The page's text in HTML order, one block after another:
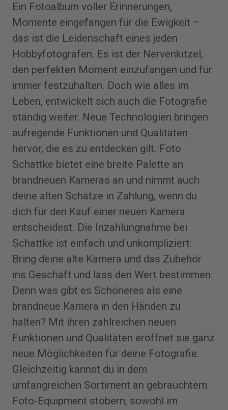
Ein Fotoalbum voller Erinnerungen,
Momente eingefangen für die Ewigkeit –
das ist die Leidenschaft eines jeden
Hobbyfotografen. Es ist der Nervenkitzel,
den perfekten Moment einzufangen und für
immer festzuhalten. Doch wie alles im
Leben, entwickelt sich auch die Fotografie
ständig weiter. Neue Technologien bringen
aufregende Funktionen und Qualitäten
hervor, die es zu entdecken gilt. Foto
Schattke bietet eine breite Palette an
brandneuen Kameras an und nimmt auch
deine alten Schätze in Zahlung, wenn du
dich für den Kauf einer neuen Kamera
entscheidest. Die Inzahlungnahme bei
Schattke ist einfach und unkompliziert:
Bring deine alte Kamera und das Zubehör
ins Geschäft und lass den Wert bestimmen.
Denn was gibt es Schöneres als eine
brandneue Kamera in den Händen zu
halten? Mit ihren zahlreichen neuen
Funktionen und Qualitäten eröffnet sie ganz
neue Möglichkeiten für deine Fotografie.
Gleichzeitig kannst du in dem
umfangreichen Sortiment an gebrauchtem
Foto-Equipment stöbern, sowohl im